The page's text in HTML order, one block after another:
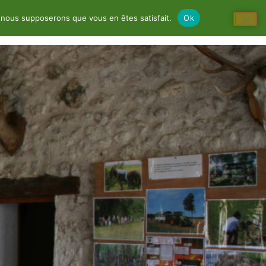
Infos Scolaires
supposerons que vous en êtes satisfait. Ok